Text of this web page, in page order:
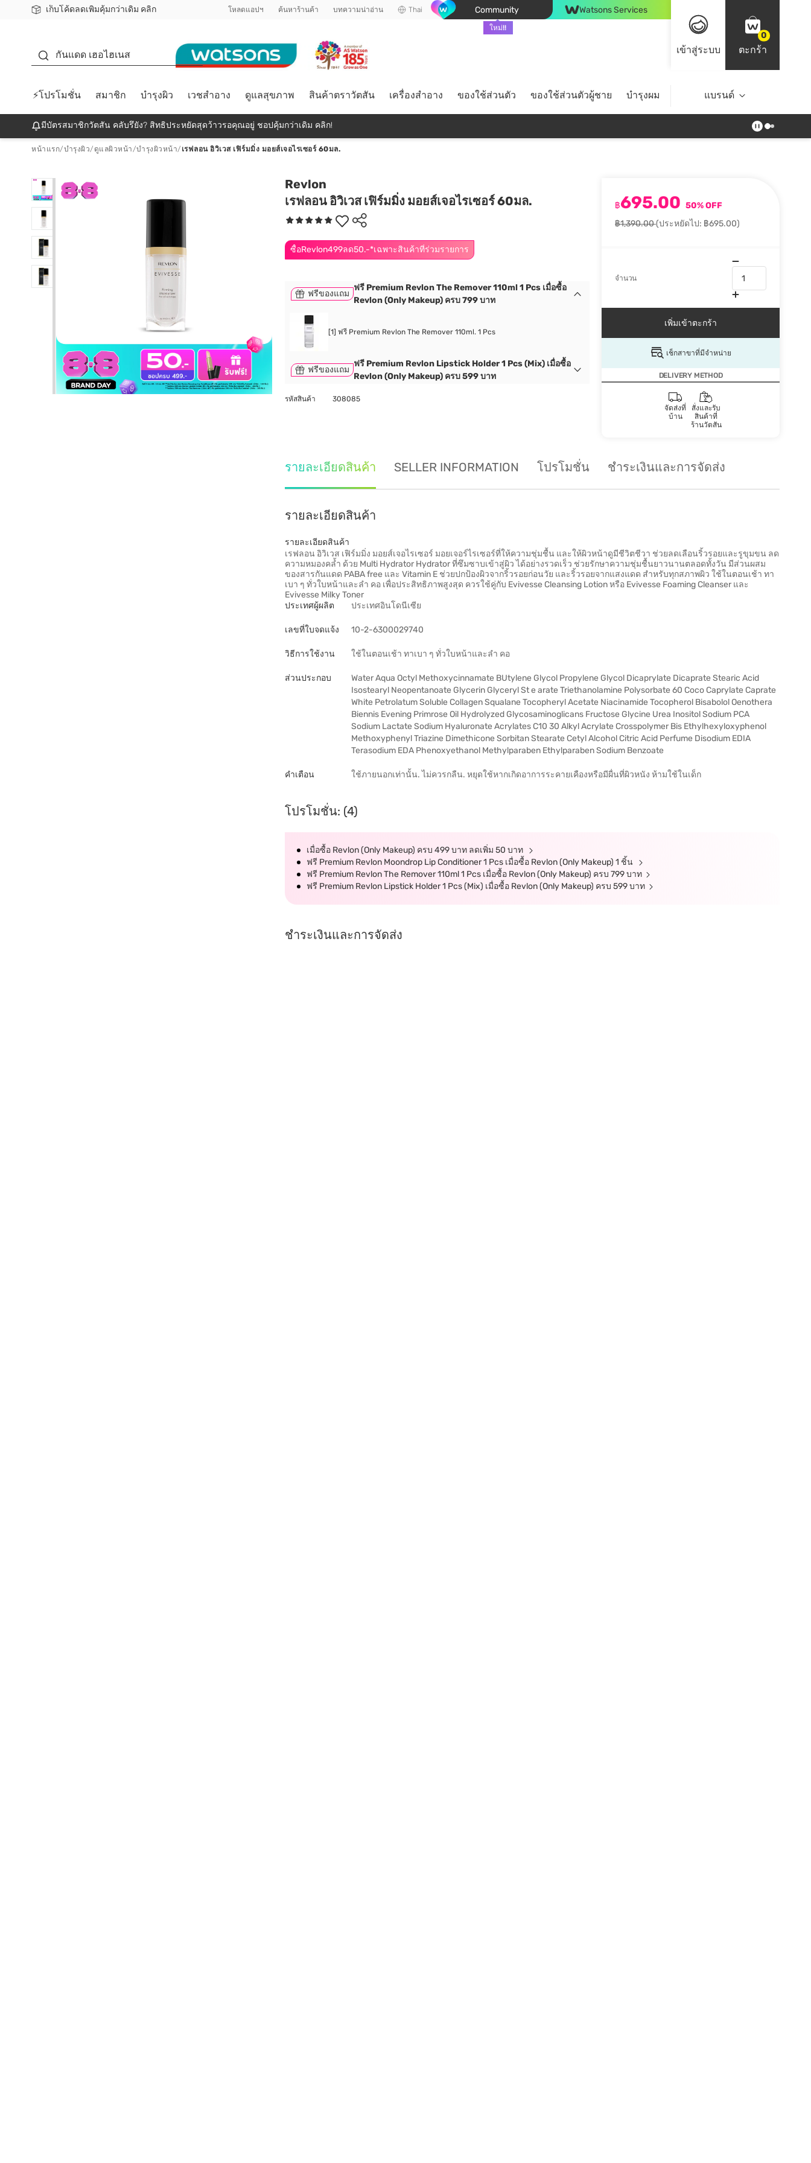
เก็บโค้ดลดเพิ่มคุ้มกว่าเดิม คลิก
ชอปออนไลน์ครั้งแรก ลดเพิ่มจุก ๆ 10%! 🎉
📦ส่งฟรี! เมื่อชอป 499฿
สมาชิกวัตสัน คลับดียังไง? โหลดแอปฯ ค้นหาร้านค้า บทความน่าอ่าน Thai Community
ใหม่!!
Watsons Services
เข้าสู่ระบบ
0
ตะกร้า
กันแดด เฮอไฮเนส
⚡โปรโมชั่น สมาชิก บำรุงผิว เวชสำอาง ดูแลสุขภาพ สินค้าตราวัตสัน เครื่องสำอาง ของใช้ส่วนตัว ของใช้ส่วนตัวผู้ชาย บำรุงผม ไลฟ์สไตล์ Top Brands
แบรนด์
มีบัตรสมาชิกวัตสัน คลับรึยัง? สิทธิประหยัดสุดว้าวรอคุณอยู่ ชอปคุ้มกว่าเดิม คลิก!
หน้าแรก/บำรุงผิว/ ดูแลผิวหน้า/บำรุงผิวหน้า/ เรฟลอน อิวิเวส เฟิร์มมิ่ง มอยส์เจอไรเซอร์ 60มล.
Revlon
เรฟลอน อิวิเวส เฟิร์มมิ่ง มอยส์เจอไรเซอร์ 60มล.
ซื้อRevlon499ลด50.-*เฉพาะสินค้าที่ร่วมรายการ
฿695.00 50% OFF
฿1,390.00(ประหยัดไป: ฿695.00)
จำนวน
เพิ่มเข้าตะกร้า
เช็กสาขาที่มีจำหน่าย
DELIVERY METHOD
จัดส่งที่
บ้าน
สั่งและรับ
สินค้าที่
ร้านวัตสัน
ฟรีของแถม
ฟรี Premium Revlon The Remover 110ml 1 Pcs เมื่อซื้อ
Revlon (Only Makeup) ครบ 799 บาท
[1] ฟรี Premium Revlon The Remover 110ml. 1 Pcs
ฟรีของแถม
ฟรี Premium Revlon Lipstick Holder 1 Pcs (Mix) เมื่อซื้อ
Revlon (Only Makeup) ครบ 599 บาท
รหัสสินค้า 308085
รายละเอียดสินค้า SELLER INFORMATION โปรโมชั่น ชำระเงินและการจัดส่ง
รายละเอียดสินค้า
รายละเอียดสินค้า
เรฟลอน อิวิเวส เฟิร์มมิ่ง มอยส์เจอไรเซอร์ มอยเจอร์ไรเซอร์ที่ให้ความชุ่มชื้น และให้ผิวหน้าดูมีชีวิตชีวา ช่วยลดเลือนริ้วรอยและรูขุมขน ลด
ความหมองคล้ำ ด้วย Multi Hydrator Hydrator ที่ซึมซาบเข้าสู่ผิว ได้อย่างรวดเร็ว ช่วยรักษาความชุ่มชื้นยาวนานตลอดทั้งวัน มีส่วนผสม
ของสารกันแดด PABA free และ Vitamin E ช่วยปกป้องผิวจากริ้วรอยก่อนวัย และริ้วรอยจากแสงแดด สำหรับทุกสภาพผิว ใช้ในตอนเช้า ทา
เบา ๆ ทั่วใบหน้าและลำ คอ เพื่อประสิทธิภาพสูงสุด ควรใช้คู่กับ Evivesse Cleansing Lotion หรือ Evivesse Foaming Cleanser และ
Evivesse Milky Toner
ประเทศผู้ผลิต
ประเทศอินโดนีเซีย
เลขที่ใบจดแจ้ง 10-2-6300029740
วิธีการใช้งาน ใช้ในตอนเช้า ทาเบา ๆ ทั่วใบหน้าและลำ คอ
ส่วนประกอบ
Water Aqua Octyl Methoxycinnamate BUtylene Glycol Propylene Glycol Dicaprylate Dicaprate Stearic Acid
Isostearyl Neopentanoate Glycerin Glyceryl St e arate Triethanolamine Polysorbate 60 Coco Caprylate Caprate
White Petrolatum Soluble Collagen Squalane Tocopheryl Acetate Niacinamide Tocopherol Bisabolol Oenothera
Biennis Evening Primrose Oil Hydrolyzed Glycosaminoglicans Fructose Glycine Urea Inositol Sodium PCA
Sodium Lactate Sodium Hyaluronate Acrylates C10 30 Alkyl Acrylate Crosspolymer Bis Ethylhexyloxyphenol
Methoxyphenyl Triazine Dimethicone Sorbitan Stearate Cetyl Alcohol Citric Acid Perfume Disodium EDIA
Terasodium EDA Phenoxyethanol Methylparaben Ethylparaben Sodium Benzoate
คำเตือน ใช้ภายนอกเท่านั้น. ไม่ควรกลืน. หยุดใช้หากเกิดอาการระคายเคืองหรือมีผื่นที่ผิวหนัง ห้ามใช้ในเด็ก
โปรโมชั่น: (4)
เมื่อซื้อ Revlon (Only Makeup) ครบ 499 บาท ลดเพิ่ม 50 บาท
ฟรี Premium Revlon Moondrop Lip Conditioner 1 Pcs เมื่อซื้อ Revlon (Only Makeup) 1 ชิ้น
ฟรี Premium Revlon The Remover 110ml 1 Pcs เมื่อซื้อ Revlon (Only Makeup) ครบ 799 บาท
ฟรี Premium Revlon Lipstick Holder 1 Pcs (Mix) เมื่อซื้อ Revlon (Only Makeup) ครบ 599 บาท
ชำระเงินและการจัดส่ง